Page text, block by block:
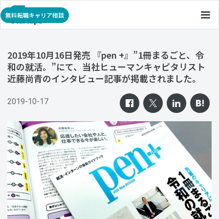
無料転職キャリア相談
2019年10月16日発売 『pen +』”1冊まるごと、令
和の就活。”にて、当社ヒューマンキャピタリスト
近藤尚青のインタビュー記事が掲載されました。
2019-10-17